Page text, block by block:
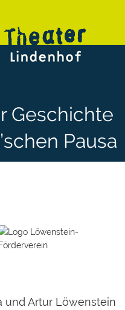
Geschichte
Pausa
und Artur Löwenstein